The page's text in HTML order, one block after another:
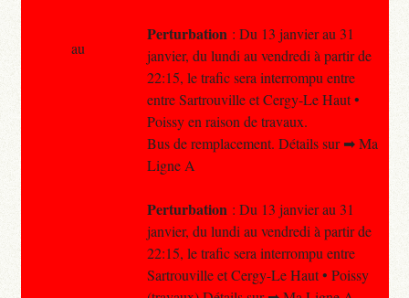
Perturbation : Du 13 janvier au 31
janvier, du lundi au vendredi à partir de
22:15, le trafic sera interrompu entre
entre Sartrouville et Cergy-Le Haut •
Poissy en raison de travaux.
Bus de remplacement. Détails sur ➡ Ma
Ligne A
Perturbation : Du 13 janvier au 31
janvier, du lundi au vendredi à partir de
22:15, le trafic sera interrompu entre
Sartrouville et Cergy-Le Haut • Poissy
au